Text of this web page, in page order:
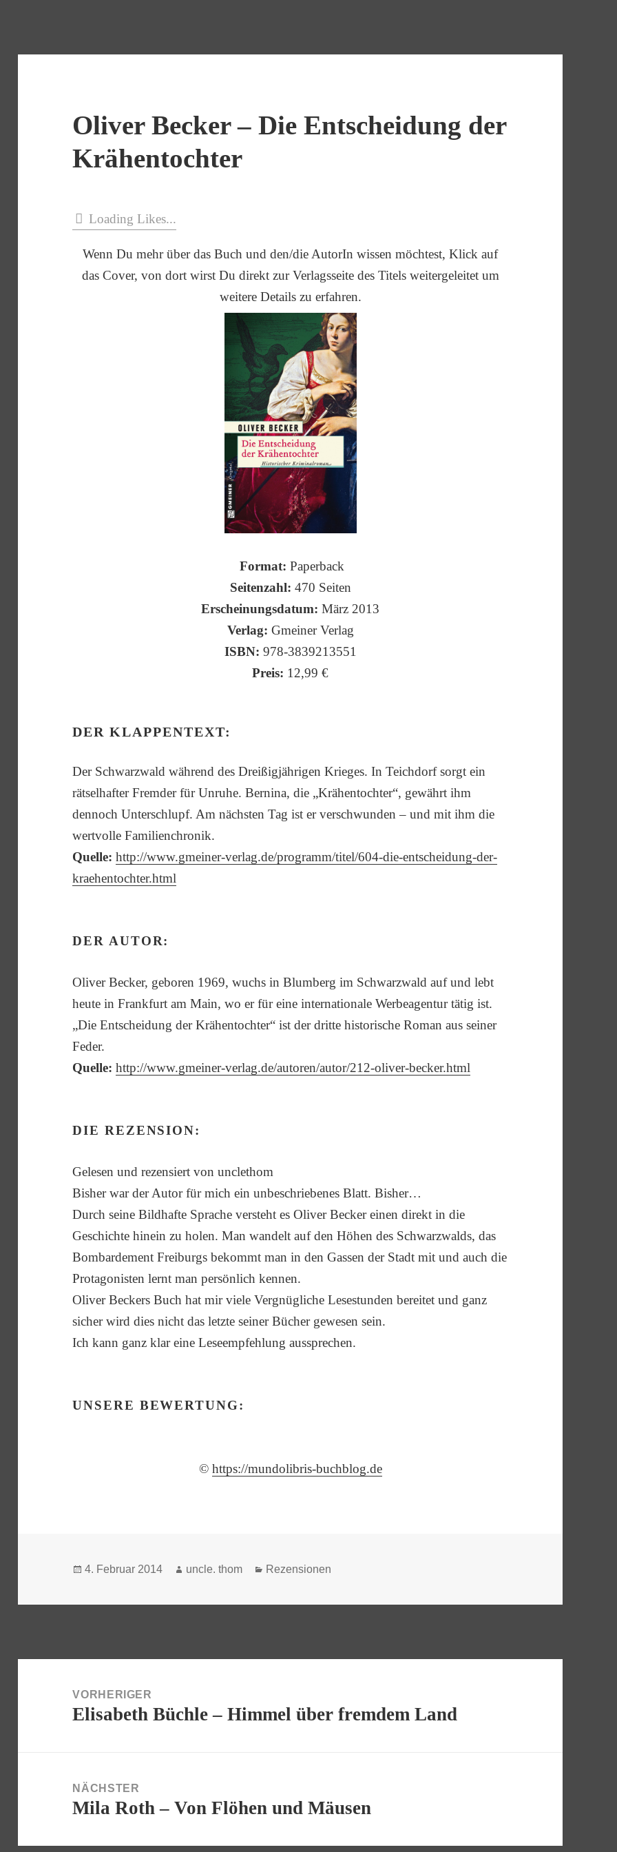
Oliver Becker – Die Entscheidung der
Krähentochter
Loading Likes...
Wenn Du mehr über das Buch und den/die AutorIn wissen möchtest, Klick auf
das Cover, von dort wirst Du direkt zur Verlagsseite des Titels weitergeleitet um
weitere Details zu erfahren.
Format: Paperback
Seitenzahl: 470 Seiten
Erscheinungsdatum:März 2013
Verlag: Gmeiner Verlag
ISBN: 978-3839213551
Preis: 12,99 €
DER KLAPPENTEXT:
Der Schwarzwald während des Dreißigjährigen Krieges. In Teichdorf sorgt ein
rätselhafter Fremder für Unruhe. Bernina, die „Krähentochter“, gewährt ihm
dennoch Unterschlupf. Am nächsten Tag ist er verschwunden – und mit ihm die
wertvolle Familienchronik.
Quelle: http://www.gmeiner-verlag.de/programm/titel/604-die-entscheidung-der-
kraehentochter.html
DER AUTOR:
Oliver Becker, geboren 1969, wuchs in Blumberg im Schwarzwald auf und lebt
heute in Frankfurt am Main, wo er für eine internationale Werbeagentur tätig ist.
„Die Entscheidung der Krähentochter“ ist der dritte historische Roman aus seiner
Feder.
Quelle: http://www.gmeiner-verlag.de/autoren/autor/212-oliver-becker.html
DIE REZENSION:
Gelesen und rezensiert von unclethom
Bisher war der Autor für mich ein unbeschriebenes Blatt. Bisher…
Durch seine Bildhafte Sprache versteht es Oliver Becker einen direkt in die
Geschichte hinein zu holen. Man wandelt auf den Höhen des Schwarzwalds, das
Bombardement Freiburgs bekommt man in den Gassen der Stadt mit und auch die
Protagonisten lernt man persönlich kennen.
Oliver Beckers Buch hat mir viele Vergnügliche Lesestunden bereitet und ganz
sicher wird dies nicht das letzte seiner Bücher gewesen sein.
Ich kann ganz klar eine Leseempfehlung aussprechen.
UNSERE BEWERTUNG:
© https://mundolibris-buchblog.de
Veröffentlicht
4. Februar 2014 Autor
uncle. thom Kategorien
Rezensionen
VORHERIGER
Vorheriger
Elisabeth Büchle – Himmel über fremdem Land
NÄCHSTER
Nächster
Mila Roth – Von Flöhen und Mäusen